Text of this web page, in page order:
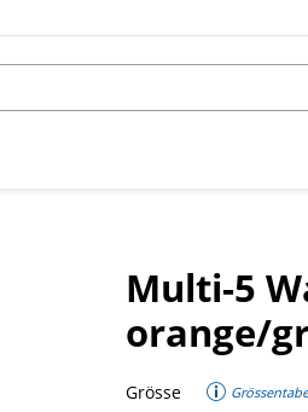
Multi-5
orange/
Grösse